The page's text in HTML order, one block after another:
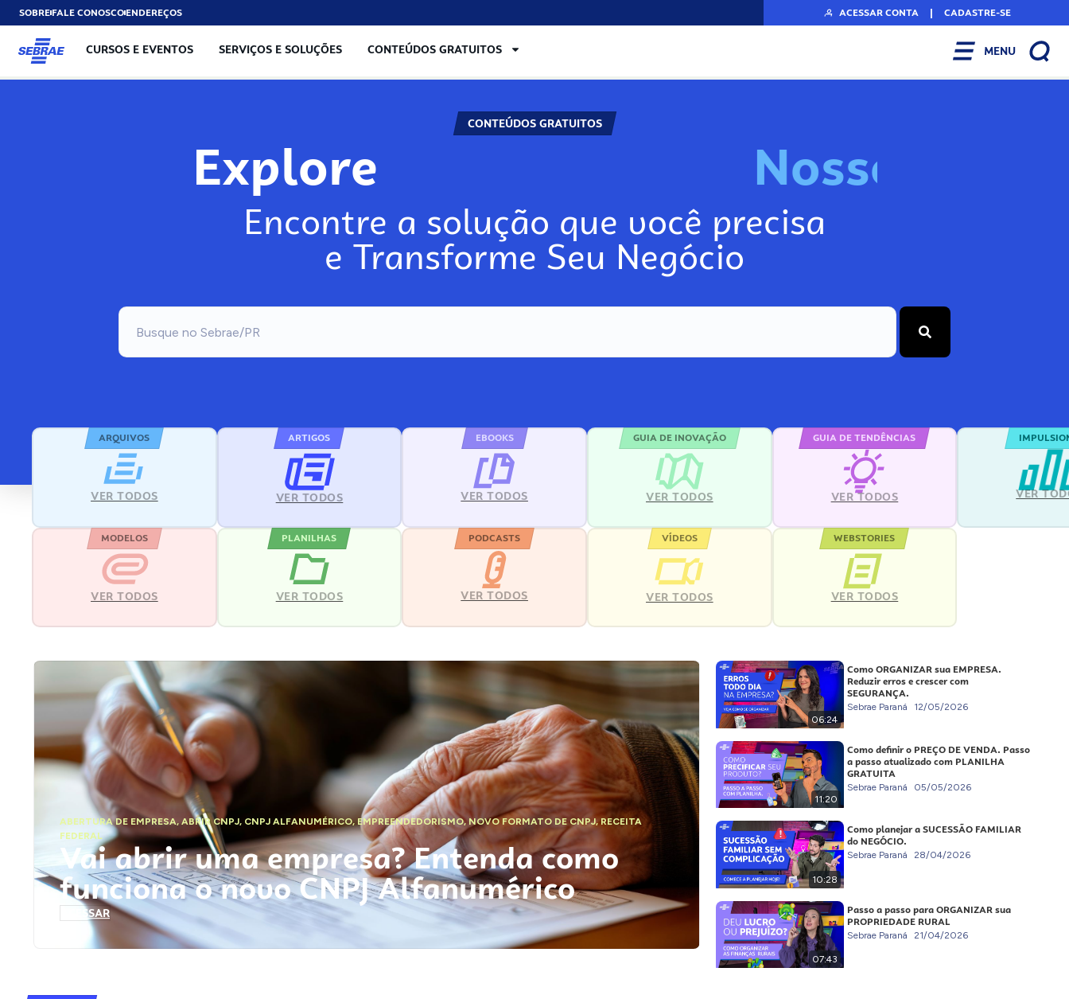
SOBREFALE CONOSCOENDEREÇOS ACESSAR CONTA | CADASTRE-SE
CURSOS E EVENTOS SERVIÇOS E SOLUÇÕES CONTEÚDOS GRATUITOS MENU
CONTEÚDOS GRATUITOS
Explore No
Encontre a solução que você precisa
e Transforme Seu Negócio
ARQUIVOS
VER TODOS
ARTIGOS
VER TODOS
EBOOKS
VER TODOS
GUIA DE INOVAÇÃO
VER TODOS
GUIA DE TENDÊNCIAS
VER TODOS VER
MODELOS
VER TODOS
PLANILHAS
VER TODOS
PODCASTS
VER TODOS
VÍDEOS
VER TODOS
WEBSTORIES
VER TODOS
ABERTURA DE EMPRESA,ABRIR CNPJ, CNPJ ALFANUMÉRICO, EMPREENDEDORISMO,NOVO FORMATO DE CNPJ,RECEITA
FEDERAL
Vai abrir uma empresa? Entenda como
funciona o novo CNPJ Alfanumérico
ACESSAR
06:24
Como ORGANIZAR sua EMPRESA.
Reduzir erros e crescer com
SEGURANÇA.
Sebrae Paraná 12/05/2026
11:20
Como definir o PREÇO DE VENDA. Passo
a passo atualizado com PLANILHA
GRATUITA
Sebrae Paraná 05/05/2026
10:28
Como planejar a SUCESSÃO FAMILIAR
do NEGÓCIO.
Sebrae Paraná 28/04/2026
07:43
Passo a passo para ORGANIZAR sua
PROPRIEDADE RURAL
Sebrae Paraná 21/04/2026